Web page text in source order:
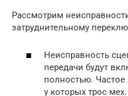
Рассмотрим
затруднительному
Неисправность
передачи будут
полностью.
у которых трос